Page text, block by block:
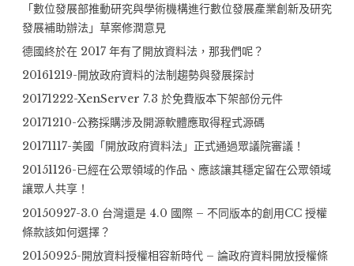
群
募
資！”
「數位發展部推動研究與學術機構進行數位發展產業創新及研究
發展補助辦法」草案修潤意見
德國終於在 2017 年有了開放資料法，那我們呢？
20161219-開放政府資料的法制趨勢與發展探討
20171222-XenServer 7.3 於免費版本下架部份元件
20171210-公務採購涉及開源軟體應取得程式源碼
20171117-美國「開放政府資料法」正式通過眾議院審議！
20151126-已經在公眾領域的作品、應該讓其穩定留在公眾領域
讓眾人共享！
20150927-3.0 台灣還是 4.0 國際 – 不同版本的創用CC 授權
條款該如何選擇？
20150925-開放資料授權相容新時代 – 論政府資料開放授權條